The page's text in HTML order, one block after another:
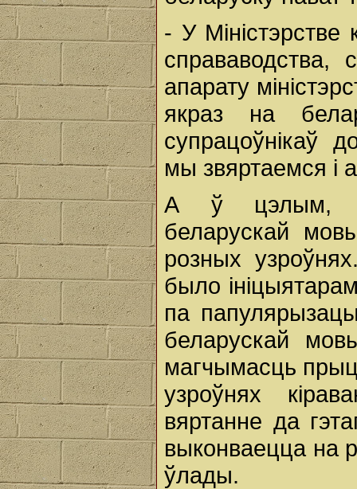
- У
справаводства,
апарату
якраз на
супрацоўнікаў
мы звяртаемся і
А ў цэлым,
беларускай
розных
было
па
беларускай
магчымасць
узроўнях
вяртанне да
выконваецца на
ўлады.